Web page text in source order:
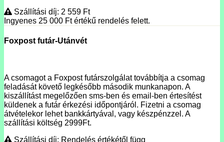
Szállítási díj: 2 559 Ft
Ingyenes 25 000 Ftértékű rendelés felett.
Foxpost futár-Utánvét
A csomagot a Foxpost futárszolgálat továbbítja a csomag
feladását követő legkésőbb második munkanapon. A
kiszállítást megelőzően sms-ben és email-ben értesítést
küldenek a futár érkezési időpontjáról. Fizetni a csomag
átvételekor lehet bankkártyával, vagy készpénzzel. A
szállítási költség 2999Ft.
Szállítási díj: Rendelés értékétől függ